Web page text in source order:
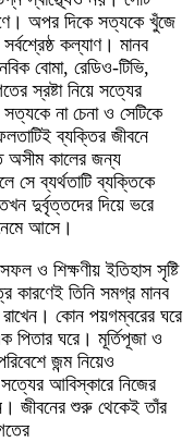
অপর দিকে সত্যকে খুঁজে
কল্যাণ। মানব
বোমা, রেডিও-টিভি,
স্রষ্টা নিয়ে সত্যের
না চেনা ও সেটিকে
ব্যক্তির জীবনে
অসীম কালের জন্য
সে ব্যর্থতাটি ব্যক্তিকে
দুর্বৃত্তদের দিয়ে ভরে
আসে।
ও শিক্ষণীয় ইতিহাস সৃষ্টি
তিনি সমগ্র মানব
কোন পয়গম্বরের ঘরে
পিতার ঘরে। মূর্তিপূজা ও
জন্ম নিয়েও
আবিস্কারে নিজের
জীবনের শুরু থেকেই তাঁর